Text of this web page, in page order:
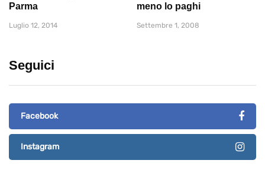
Parma
Luglio 12, 2014
meno lo paghi
Settembre 1, 2008
Seguici
Facebook
Instagram